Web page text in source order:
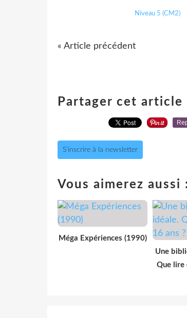
Niveau 5 (CM2)
« Article précédent
Partager cet article
S'inscrire à la newsletter
Vous aimerez aussi :
Méga Expériences (1990)
Une
Que lire